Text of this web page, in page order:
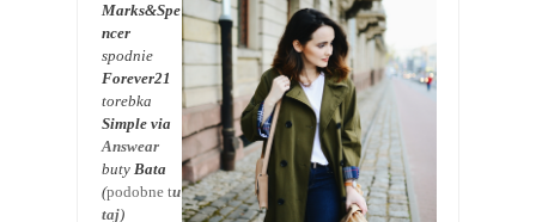
Marks&Spe
ncer
spodnie
Forever21
torebka
Simple via
Answear
buty Bata
(podobne tu
taj)